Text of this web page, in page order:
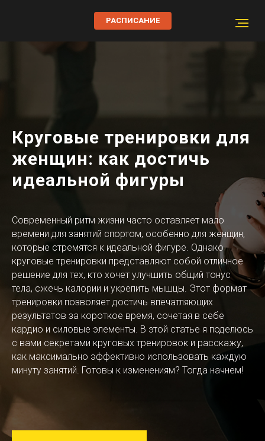
РАСПИСАНИЕ
Круговые тренировки для
женщин: как достичь
идеальной фигуры
Современный ритм жизни часто оставляет мало
времени для занятий спортом, особенно для женщин,
которые стремятся к идеальной фигуре. Однако
круговые тренировки представляют собой отличное
решение для тех, кто хочет улучшить общий тонус
тела, сжечь калории и укрепить мышцы. Этот формат
тренировки позволяет достичь впечатляющих
результатов за короткое время, сочетая в себе
кардио и силовые элементы. В этой статье я поделюсь
с вами секретами круговых тренировок и расскажу,
как максимально эффективно использовать каждую
минуту занятий. Готовы к изменениям? Тогда начнем!